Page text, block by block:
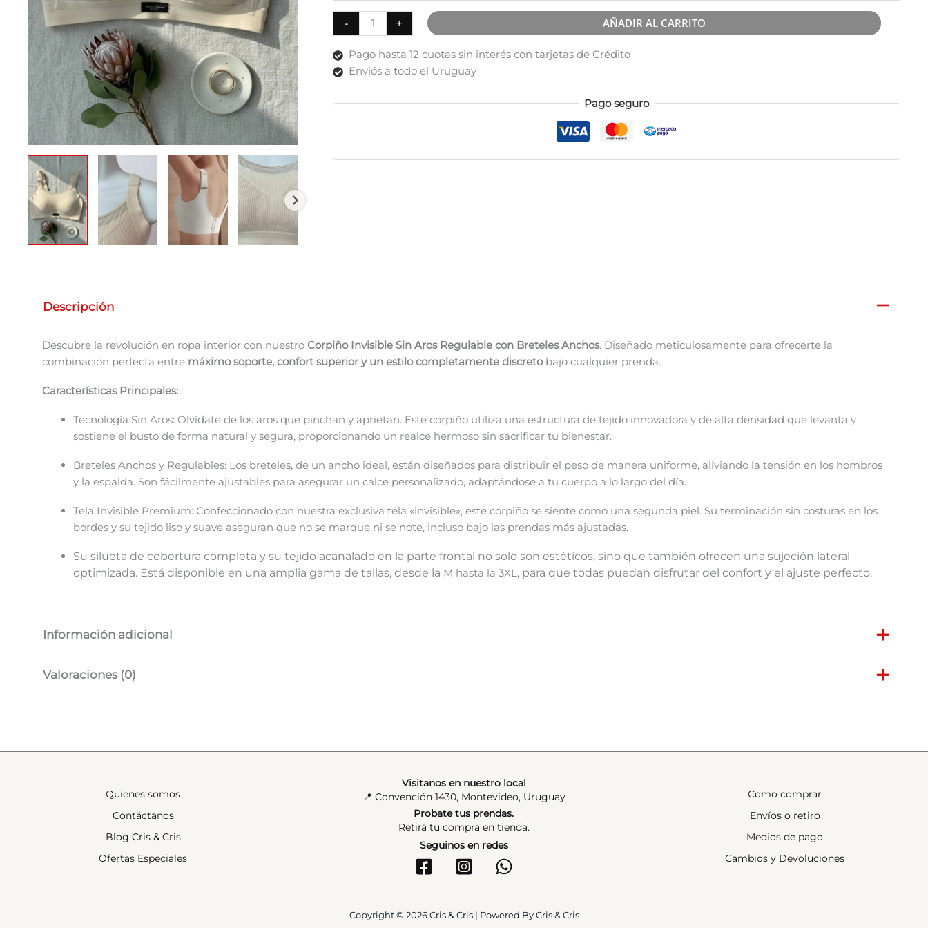
-
Corpiño
invisible
premium
sin
con
+ AÑADIR AL CARRITO
Pago hasta 12 cuotas sin interés con tarjetas de Crédito
Enviós a todo el Uruguay
Pago seguro
Descripción
Descubre la revolución en ropa interior con nuestro Corpiño Invisible Sin Aros Regulable con Breteles Anchos. Diseñado meticulosamente para ofrecerte la
combinación perfecta entre máximo soporte, confort superior y un estilo completamente discretobajo cualquier prenda.
Características Principales:
Tecnología Sin Aros: Olvídate de los aros que pinchan y aprietan. Este corpiño utiliza una estructura de tejido innovadora y de alta densidad que levanta y
sostiene el busto de forma natural y segura, proporcionando un realce hermoso sin sacrificar tu bienestar.
Breteles Anchos y Regulables: Los breteles, de un ancho ideal, están diseñados para distribuir el peso de manera uniforme, aliviando la tensión en los hombros
y la espalda. Son fácilmente ajustables para asegurar un calce personalizado, adaptándose a tu cuerpo a lo largo del día.
Tela Invisible Premium: Confeccionado con nuestra exclusiva tela «invisible», este corpiño se siente como una segunda piel. Su terminación sin costuras en los
bordes y su tejido liso y suave aseguran que no se marque ni se note, incluso bajo las prendas más ajustadas.
Su silueta de cobertura completa y su tejido acanalado en la parte frontal no solo son estéticos, sino que también ofrecen una sujeción lateral
optimizada. Está disponible en una amplia gama de tallas, desde la M hasta la 3XL , para que todas puedan disfrutar del confort y el ajuste perfecto.
Información adicional
Color
Valoraciones (0)
Quienes somos
Contáctanos
Blog Cris & Cris
Ofertas Especiales
Visitanos en nuestro local
📍 Convención 1430, Montevideo, Uruguay
Probate tus prendas.
Retirá tu compra en tienda.
Seguinos en redes
Como comprar
Envíos o retiro
Medios de pago
Cambios y Devoluciones
Copyright © 2026 Cris & Cris | Powered By Cris & Cris